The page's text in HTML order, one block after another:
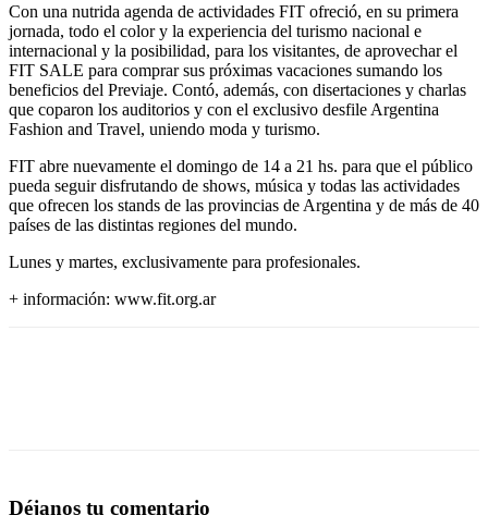
Con una nutrida agenda de actividades FIT ofreció, en su primera
jornada, todo el color y la experiencia del turismo nacional e
internacional y la posibilidad, para los visitantes, de aprovechar el
FIT SALE para comprar sus próximas vacaciones sumando los
beneficios del Previaje. Contó, además, con disertaciones y charlas
que coparon los auditorios y con el exclusivo desfile Argentina
Fashion and Travel, uniendo moda y turismo.
FIT abre nuevamente el domingo de 14 a 21 hs. para que el público
pueda seguir disfrutando de shows, música y todas las actividades
que ofrecen los stands de las provincias de Argentina y de más de 40
países de las distintas regiones del mundo.
Lunes y martes, exclusivamente para profesionales.
+ información: www.fit.org.ar
Déjanos tu comentario